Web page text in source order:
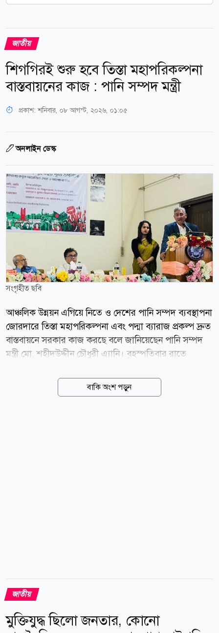
জাতীয়
শিগগিরই শুরু হবে তিস্তা মহাপরিকল্পনা
বাস্তবায়নের কাজ : পানি সম্পদ মন্ত্রী
প্রকাশ:শনিবার, ০৮ আগস্ট, ২০২৬, ০১:০৫
অনলাইন ডেস্ক
সংগৃহীত ছবি
আঞ্চলিক উন্নয়ন এগিয়ে নিতে ও দেশের পানি সম্পদ ব্যবস্থাপনা
জোরদারে তিস্তা মহাপরিকল্পনা এবং পদ্মা ব্যারাজ প্রকল্প দ্রুত
বাস্তবায়নে সরকার কাজ করছে বলে জানিয়েছেন পানি সম্পদ
মন্ত্রী মো. শহীদউদ্দীন চৌধুরী এ্যানি। বৃহস্পতিবার রাতে
গণঅভ্যুত্থান-২০২৪-এর দ্বিতীয় বর্ষপূর্তি উপলক্ষে আয়োজিত
এক দোয়া ও আলোচনা সভায় প্রধান অতিথির বক্তব্যে তিনি এ
বাকি অংশ পড়ুন
জাতীয়
মুক্তিযুদ্ধ ছিলো জনতার, কোনো